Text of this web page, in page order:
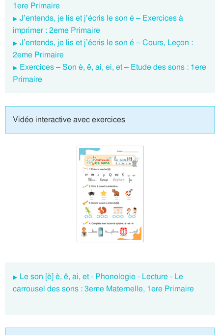
1ere Primaire
J’entends, je lis et j’écris le son é – Exercices à
imprimer : 2eme Primaire
J’entends, je lis et j’écris le son é – Cours, Leçon :
2eme Primaire
Exercices – Son è, ê, ai, ei, et – Etude des sons : 1ere
Primaire
Vidéo interactive avec exercices
Le son [è] è, ê, ai, et - Phonologie - Lecture - Le
carrousel des sons : 3eme Maternelle, 1ere Primaire